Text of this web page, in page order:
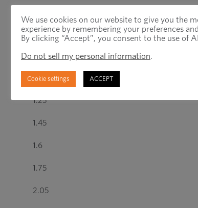
0.85
0.95
1.1
1.25
1.45
1.6
1.75
2.05
We use cookies on our website to give you the
experience by remembering your preferences
By clicking “Accept”, you consent to the use of
Do not sell my personal information.
Cookie settings ACCEPT